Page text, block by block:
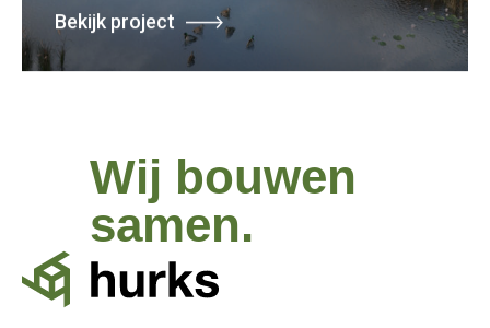
Bekijk project
Wij bouwen
samen.